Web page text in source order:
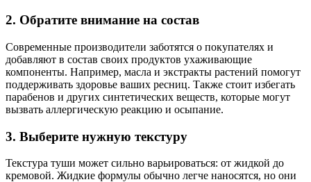
2. Обратите внимание на состав
Современные производители заботятся о покупателях и
добавляют в состав своих продуктов ухаживающие
компоненты. Например, масла и экстракты растений помогут
поддерживать здоровье ваших ресниц. Также стоит избегать
парабенов и других синтетических веществ, которые могут
вызвать аллергическую реакцию и осыпание.
3. Выберите нужную текстуру
Текстура туши может сильно варьироваться: от жидкой до
кремовой. Жидкие формулы обычно легче наносятся, но они